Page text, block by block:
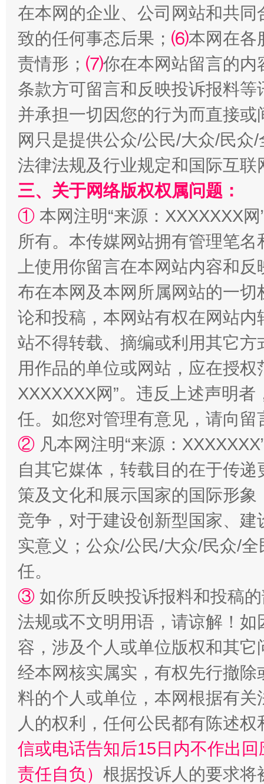
阿坝州三大球赛在茂县开幕 规模
国家大学科技园优化重塑工作
扯下公款旅游的“隐身衣” 如何以
“蜀中异人”王建安的艺术幻境
在本网的企业、公司网站和共
致的任何事态后果； ⑹本网在各
责情形； ⑺你在本网站留言的内
条款方可留言和反映投诉报料
并承担一切因您的行为而直接
网只是提供公众/公民/大众/民
法律法规及行业规定和国际互
三、关于网络版权权属问题：
① 本网注明“来源：XXXXXXX
所有。本传媒网站拥有管理笔
上使用你留言在本网站内容和
布在本网及本网所属网站的一
论和投稿，本网站有权在网站
站不得转载、摘编或利用其它
用作品的单位或网站，应在授
XXXXXXX网”。违反上述声明
任。如您对管理有意见，请向
② 凡本网注明“来源：
自其它媒体，转载目的在于传
策及文化和展示国家的国际形
竞争，对于建设创新型国家、
实意义；公众/公民/大众/民众/
任。
③ 如你所反映投诉报料和投稿
法规或不文明用语，请谅解！
容，涉及个人或单位版权和其它
经本网核实属实，有权先行撤
料的个人或单位，本网根据有
人的权利，任何公民都有陈述
信或电话告知后15日内不作出
责任自负） 根据投诉人的要求将